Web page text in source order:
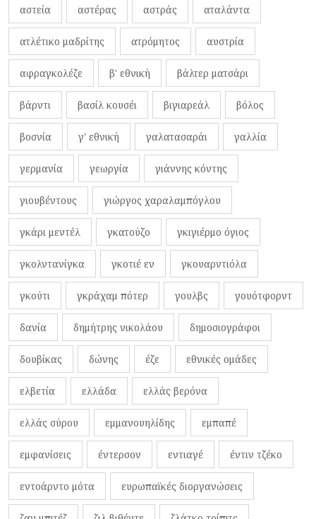
αστεία αστέρας αστράς αταλάντα
ατλέτικο μαδρίτης ατρόμητος αυστρία
αφραγκολέζε β' εθνική βάλτερ ματσάρι
βάρντι βασίλ κουσέι βιγιαρεάλ βόλος
βοσνία γ' εθνική γαλατασαράι γαλλία
γερμανία γεωργία γιάννης κόντης
γιουβέντους γιώργος χαραλαμπόγλου
γκάρι μεντέλ γκατούζο γκιγιέρμο όγιος
γκολντανίγκα γκοτιέ εν γκουαρντιόλα
γκούτι γκράχαμ πότερ γουλβς γουότφορντ
δανία δημήτρης νικολάου δημοσιογράφοι
δουβίκας δώνης έζε εθνικές ομάδες
ελβετία ελλάδα ελλάς βερόνα
ελλάς σύρου εμμανουηλίδης εμπαπέ
εμφανίσεις έντερσον εντιαγέ έντιν τζέκο
εντοάρντο μότα ευρωπαϊκές διοργανώσεις